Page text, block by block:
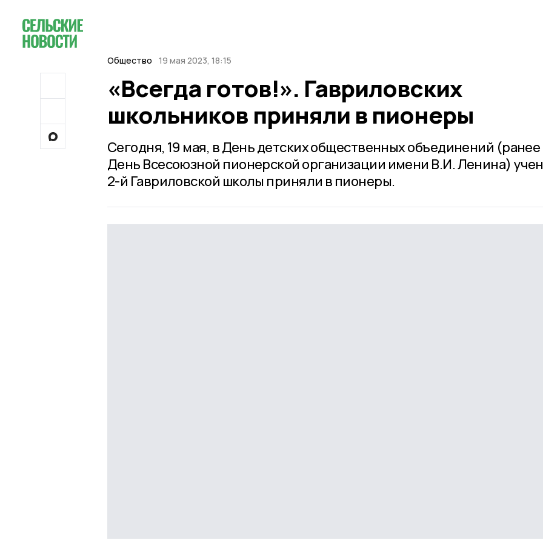
Общество 19 мая 2023, 18:15
«Всегда готов!». Гавриловских
школьников приняли в пионеры
Сегодня, 19 мая, в День детских общественных объединений
День Всесоюзной пионерской организации имени В.И. Ленина)
2-й Гавриловской школы приняли в пионеры.